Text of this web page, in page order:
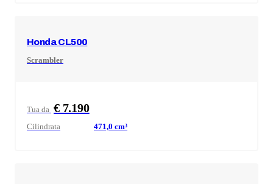
HondaCL500
Scrambler
Tua da € 7.190
Cilindrata 471,0 cm³